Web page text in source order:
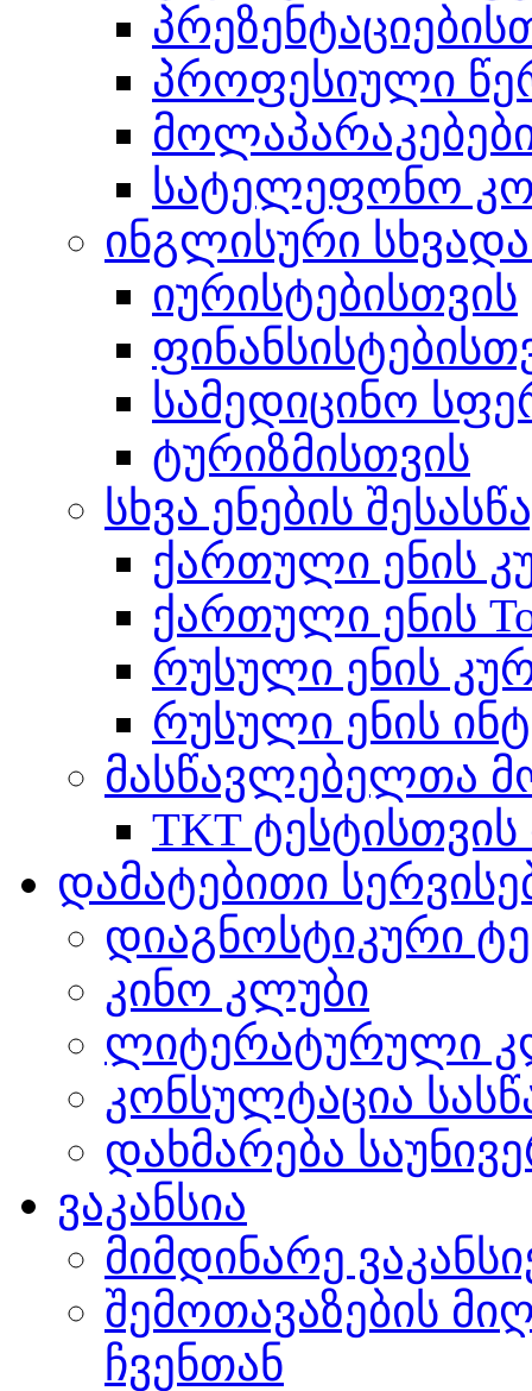
პროფესიული
სატელეფონო
ინგლისური
იურისტებისთვის
სამედიცინო
ტურიზმისთვის
სხვა ენების
ქართული ენის
ქართული ენის
რუსული ენის
რუსული ენის
მასწავლებელთა
TKT
დამატებითი
დიაგნოსტიკური
კინო კლუბი
ლიტერატურული
კონსულტაცია
დახმარება
ვაკანსია
მიმდინარე
შემოთავაზების
ჩვენთან